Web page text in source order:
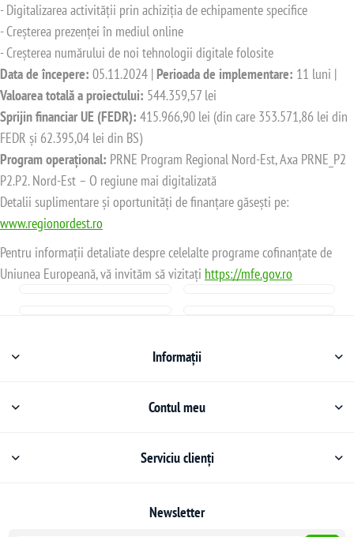
- Digitalizarea activității prin achiziția de echipamente specifice
- Creșterea prezenței în mediul online
- Creșterea numărului de noi tehnologii digitale folosite
Data de începere: 05.11.2024 | Perioada de implementare: 11 luni |
Valoarea totală a proiectului: 544.359,57 lei
Sprijin financiar UE (FEDR): 415.966,90 lei (din care 353.571,86 lei din
FEDR și 62.395,04 lei din BS)
Program operațional: PRNE Program Regional Nord-Est, Axa PRNE_P2
P2.P2. Nord-Est – O regiune mai digitalizată
Detalii suplimentare și oportunități de finanțare găsești pe:
www.regionordest.ro
Pentru informații detaliate despre celelalte programe cofinanțate de
Uniunea Europeană, vă invităm să vizitați https://mfe.gov.ro
Informații
Contul meu
Serviciu clienți
Newsletter